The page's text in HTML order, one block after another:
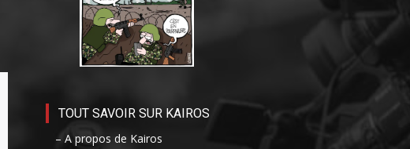
TOUT SAVOIR SUR KAIROS
– A propos de Kairos